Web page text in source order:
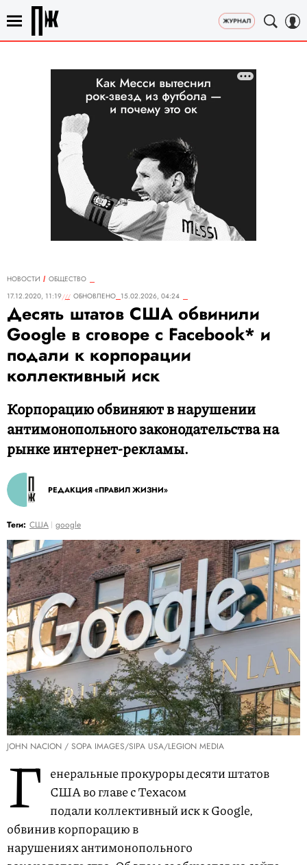
НОВОСТИ
ОБЩЕСТВО
17.12.2020, 11:19
ОБНОВЛЕНО 15.02.2026, 04:24
Десять штатов США обвинили
Google в сговоре с Facebook* и
подали к корпорации
коллективный иск
Корпорацию обвиняют в нарушении
антимонопольного законодательства на
рынке интернет-рекламы.
РЕДАКЦИЯ «ПРАВИЛ ЖИЗНИ»
Теги: США google
JOHN NACION / SOPA IMAGES/SIPA USA/LEGION MEDIA
Г енеральные прокуроры десяти штатов
США во главе с Техасом
подали коллективный иск к Google,
обвинив корпорацию в
нарушениях антимонопольного